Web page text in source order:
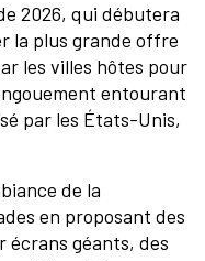
2026, qui débutera
la plus grande offre
les villes hôtes pour
entourant
par les États-Unis,
de la
en proposant des
écrans géants, des